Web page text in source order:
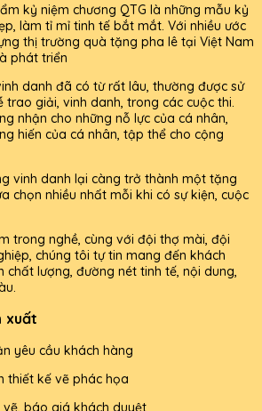
kỷ niệm chương QTG là những mẫu kỷ
làm tỉ mỉ tinh tế bắt mắt. Với nhiều ước
thị trường quà tặng pha lê tại Việt Nam
phát triển
danh đã có từ rất lâu, thường được sử
trao giải, vinh danh, trong các cuộc thi.
nhận cho những nỗ lực của cá nhân,
hiến của cá nhân, tập thể cho cộng
vinh danh lại càng trở thành một tặng
chọn nhiều nhất mỗi khi có sự kiện, cuộc
trong nghề, cùng với đội thợ mài, đội
chúng tôi tự tin mang đến khách
chất lượng, đường nét tinh tế, nội dung,
xuất
yêu cầu khách hàng
thiết kế vẽ phác họa
vẽ, báo giá khách duyệt